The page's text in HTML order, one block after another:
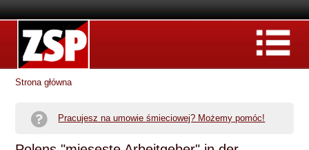
Strona główna
Pracujesz na umowie śmieciowej? Możemy pomóc!